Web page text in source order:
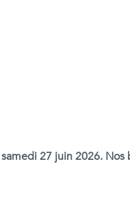
27 juin 2026.